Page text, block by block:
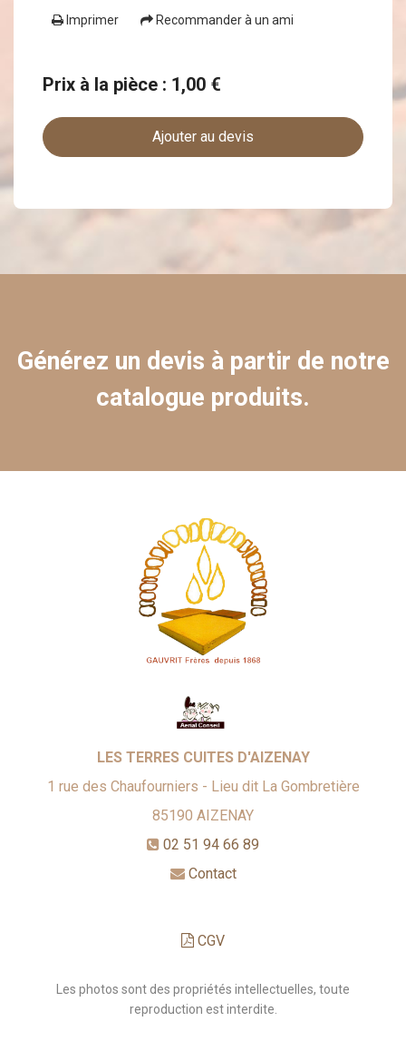
Imprimer Recommander à un ami
Prix à la pièce : 1,00 €
Ajouter au devis
Générez un devis à partir de notre
catalogue produits.
LES TERRES CUITES D'AIZENAY
1 rue des Chaufourniers - Lieu dit La Gombretière
85190 AIZENAY
02 51 94 66 89
Contact
CGV
Les photos sont des propriétés intellectuelles, toute
reproduction est interdite.